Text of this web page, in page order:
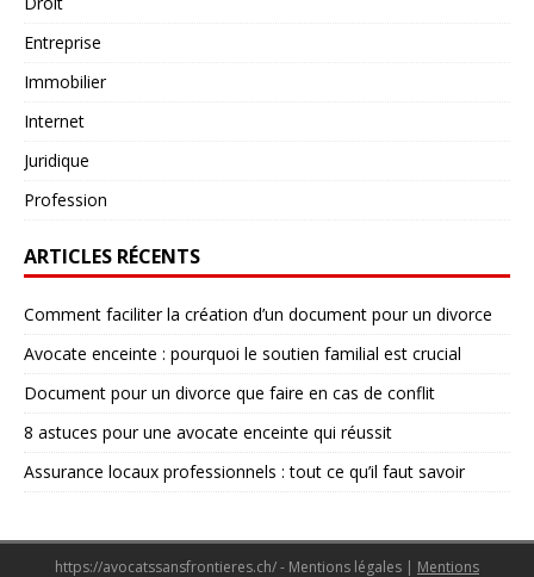
Entreprise
Immobilier
Internet
Juridique
Profession
ARTICLES RÉCENTS
Comment faciliter la création d’un document pour un divorce
Avocate enceinte : pourquoi le soutien familial est crucial
Document pour un divorce que faire en cas de conflit
8 astuces pour une avocate enceinte qui réussit
Assurance locaux professionnels : tout ce qu’il faut savoir
https://avocatssansfrontieres.ch/ - Mentions légales | Mentions